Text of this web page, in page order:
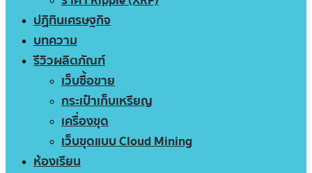
ปฏิทินเศรษฐกิจ
บทความ
รีวิวผลิตภัณฑ์
เว็บซื้อขาย
กระเป๋าเก็บเหรียญ
เครื่องขุด
เว็บขุดแบบ Cloud Mining
ห้องเรียน